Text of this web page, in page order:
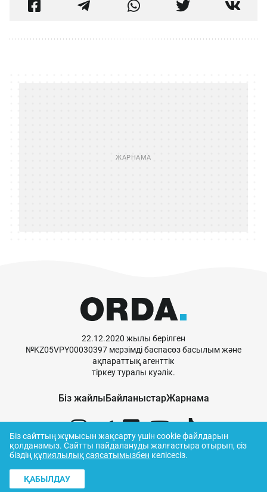
22.12.2020 жылы берілген
№KZ05VPY00030397 мерзімді баспасөз басылым және
ақпараттық агенттік
тіркеу туралы куәлік.
Біз жайлыБайланыстарЖарнама
© ORDA,2026
Біз сайттың жұмысын жақсарту үшін cookie файлдарын
қолданамыз. Сайтты пайдалануды жалғастыра отырып, сіз
біздің құпиялылық саясатымызбен келісесіз.
ҚАБЫЛДАУ